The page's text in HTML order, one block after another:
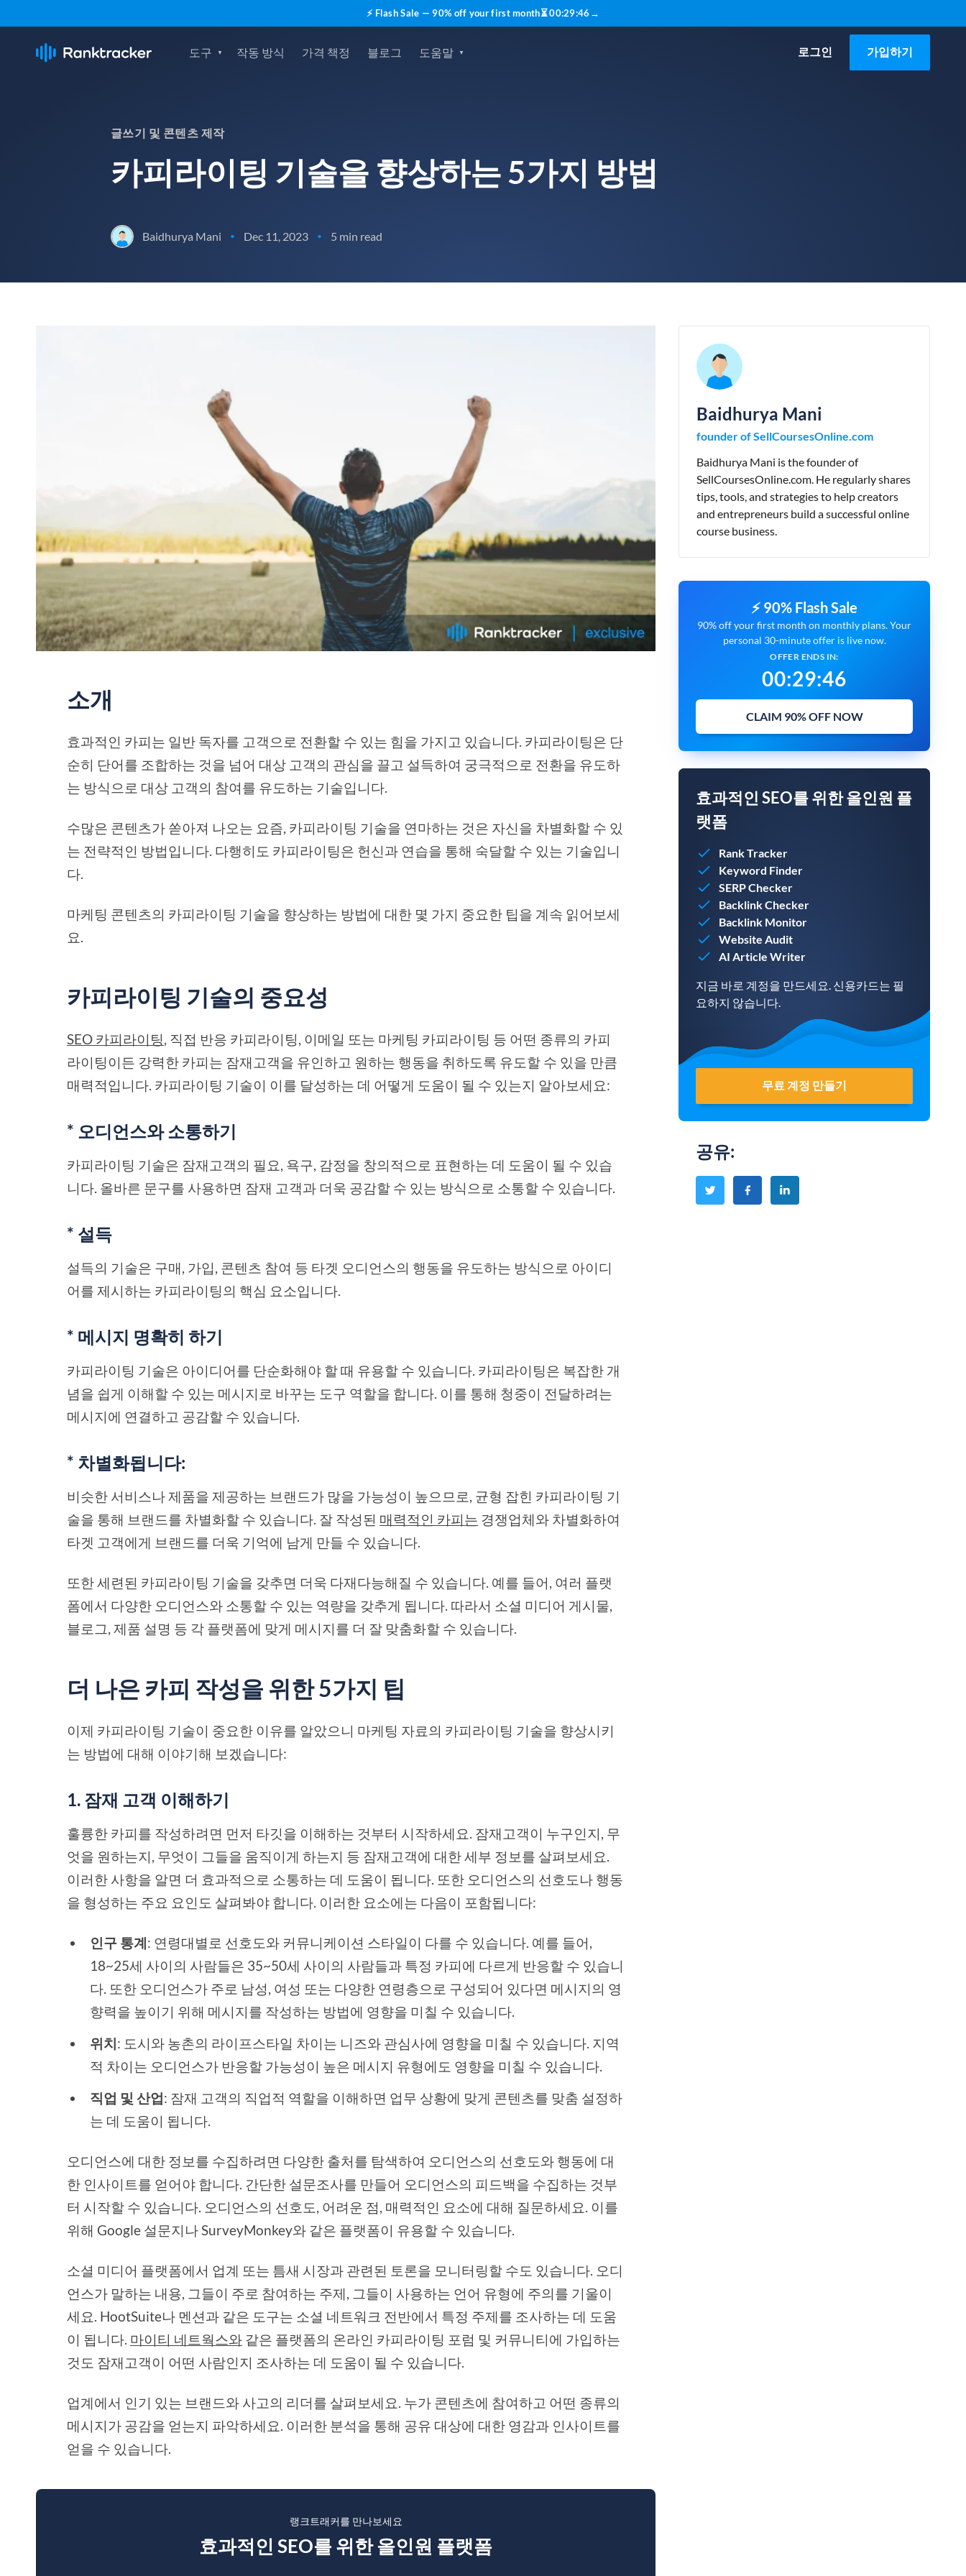
⚡ Flash Sale — 90% off your first month⏳00:29:45 →
도구 작동 방식 가격 책정 블로그 도움말 로그인 가입하기
글쓰기 및 콘텐츠 제작
카피라이팅 기술을 향상하는 5가지 방법
Baidhurya Mani • Dec 11, 2023 • 5 min read
소개
효과적인 카피는 일반 독자를 고객으로 전환할 수 있는 힘을 가지고 있습니다. 카피라이팅은 단
순히 단어를 조합하는 것을 넘어 대상 고객의 관심을 끌고 설득하여 궁극적으로 전환을 유도하
는 방식으로 대상 고객의 참여를 유도하는 기술입니다.
수많은 콘텐츠가 쏟아져 나오는 요즘, 카피라이팅 기술을 연마하는 것은 자신을 차별화할 수 있
는 전략적인 방법입니다. 다행히도 카피라이팅은 헌신과 연습을 통해 숙달할 수 있는 기술입니
다.
마케팅 콘텐츠의 카피라이팅 기술을 향상하는 방법에 대한 몇 가지 중요한 팁을 계속 읽어보세
요.
카피라이팅 기술의 중요성
SEO 카피라이팅 , 직접 반응 카피라이팅, 이메일 또는 마케팅 카피라이팅 등 어떤 종류의 카피
라이팅이든 강력한 카피는 잠재고객을 유인하고 원하는 행동을 취하도록 유도할 수 있을 만큼
매력적입니다. 카피라이팅 기술이 이를 달성하는 데 어떻게 도움이 될 수 있는지 알아보세요:
* 오디언스와 소통하기
카피라이팅 기술은 잠재고객의 필요, 욕구, 감정을 창의적으로 표현하는 데 도움이 될 수 있습
니다. 올바른 문구를 사용하면 잠재 고객과 더욱 공감할 수 있는 방식으로 소통할 수 있습니다.
* 설득
설득의 기술은 구매, 가입, 콘텐츠 참여 등 타겟 오디언스의 행동을 유도하는 방식으로 아이디
어를 제시하는 카피라이팅의 핵심 요소입니다.
* 메시지 명확히 하기
카피라이팅 기술은 아이디어를 단순화해야 할 때 유용할 수 있습니다. 카피라이팅은 복잡한 개
념을 쉽게 이해할 수 있는 메시지로 바꾸는 도구 역할을 합니다. 이를 통해 청중이 전달하려는
메시지에 연결하고 공감할 수 있습니다.
* 차별화됩니다:
비슷한 서비스나 제품을 제공하는 브랜드가 많을 가능성이 높으므로, 균형 잡힌 카피라이팅 기
술을 통해 브랜드를 차별화할 수 있습니다. 잘 작성된 매력적인 카피는 경쟁업체와 차별화하여
타겟 고객에게 브랜드를 더욱 기억에 남게 만들 수 있습니다.
또한 세련된 카피라이팅 기술을 갖추면 더욱 다재다능해질 수 있습니다. 예를 들어, 여러 플랫
폼에서 다양한 오디언스와 소통할 수 있는 역량을 갖추게 됩니다. 따라서 소셜 미디어 게시물,
블로그, 제품 설명 등 각 플랫폼에 맞게 메시지를 더 잘 맞춤화할 수 있습니다.
더 나은 카피 작성을 위한 5가지 팁
이제 카피라이팅 기술이 중요한 이유를 알았으니 마케팅 자료의 카피라이팅 기술을 향상시키
는 방법에 대해 이야기해 보겠습니다:
1. 잠재 고객 이해하기
훌륭한 카피를 작성하려면 먼저 타깃을 이해하는 것부터 시작하세요. 잠재고객이 누구인지, 무
엇을 원하는지, 무엇이 그들을 움직이게 하는지 등 잠재고객에 대한 세부 정보를 살펴보세요.
이러한 사항을 알면 더 효과적으로 소통하는 데 도움이 됩니다. 또한 오디언스의 선호도나 행동
을 형성하는 주요 요인도 살펴봐야 합니다. 이러한 요소에는 다음이 포함됩니다:
인구 통계: 연령대별로 선호도와 커뮤니케이션 스타일이 다를 수 있습니다. 예를 들어,
18~25세 사이의 사람들은 35~50세 사이의 사람들과 특정 카피에 다르게 반응할 수 있습니
다. 또한 오디언스가 주로 남성, 여성 또는 다양한 연령층으로 구성되어 있다면 메시지의 영
향력을 높이기 위해 메시지를 작성하는 방법에 영향을 미칠 수 있습니다.
위치: 도시와 농촌의 라이프스타일 차이는 니즈와 관심사에 영향을 미칠 수 있습니다. 지역
적 차이는 오디언스가 반응할 가능성이 높은 메시지 유형에도 영향을 미칠 수 있습니다.
직업 및 산업: 잠재 고객의 직업적 역할을 이해하면 업무 상황에 맞게 콘텐츠를 맞춤 설정하
는 데 도움이 됩니다.
오디언스에 대한 정보를 수집하려면 다양한 출처를 탐색하여 오디언스의 선호도와 행동에 대
한 인사이트를 얻어야 합니다. 간단한 설문조사를 만들어 오디언스의 피드백을 수집하는 것부
터 시작할 수 있습니다. 오디언스의 선호도, 어려운 점, 매력적인 요소에 대해 질문하세요. 이를
위해 Google 설문지나 SurveyMonkey와 같은 플랫폼이 유용할 수 있습니다.
소셜 미디어 플랫폼에서 업계 또는 틈새 시장과 관련된 토론을 모니터링할 수도 있습니다. 오디
언스가 말하는 내용, 그들이 주로 참여하는 주제, 그들이 사용하는 언어 유형에 주의를 기울이
세요. HootSuite나 멘션과 같은 도구는 소셜 네트워크 전반에서 특정 주제를 조사하는 데 도움
이 됩니다. 마이티 네트웍스와 같은 플랫폼의 온라인 카피라이팅 포럼 및 커뮤니티에 가입하는
것도 잠재고객이 어떤 사람인지 조사하는 데 도움이 될 수 있습니다.
업계에서 인기 있는 브랜드와 사고의 리더를 살펴보세요. 누가 콘텐츠에 참여하고 어떤 종류의
메시지가 공감을 얻는지 파악하세요. 이러한 분석을 통해 공유 대상에 대한 영감과 인사이트를
얻을 수 있습니다.
랭크트래커를 만나보세요
효과적인 SEO를 위한 올인원 플랫폼
Baidhurya Mani
founder of SellCoursesOnline.com
Baidhurya Mani is the founder of
SellCoursesOnline.com. He regularly shares
tips, tools, and strategies to help creators
and entrepreneurs build a successful online
course business.
⚡ 90% Flash Sale
90% off your first month on monthly plans. Your
personal 30-minute offer is live now.
OFFER ENDS IN:
00:29:45
CLAIM 90% OFF NOW
효과적인 SEO를 위한 올인원 플
랫폼
Rank Tracker
Keyword Finder
SERP Checker
Backlink Checker
Backlink Monitor
Website Audit
AI Article Writer
지금 바로 계정을 만드세요. 신용카드는 필
요하지 않습니다.
무료 계정 만들기
공유: